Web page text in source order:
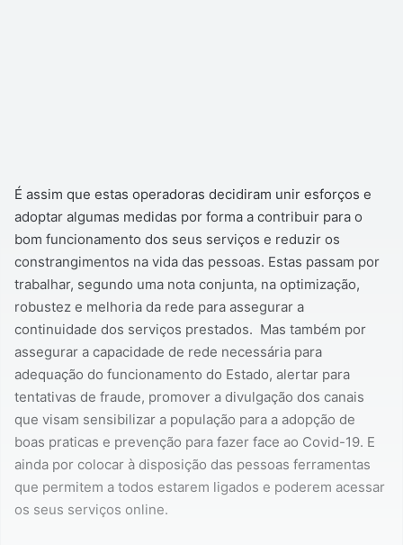
É assim que estas operadoras decidiram unir esforços e
adoptar algumas medidas por forma a contribuir para o
bom funcionamento dos seus serviços e reduzir os
constrangimentos na vida das pessoas. Estas passam por
trabalhar, segundo uma nota conjunta, na optimização,
robustez e melhoria da rede para assegurar a
continuidade dos serviços prestados. Mas também por
assegurar a capacidade de rede necessária para
adequação do funcionamento do Estado, alertar para
tentativas de fraude, promover a divulgação dos canais
que visam sensibilizar a população para a adopção de
boas praticas e prevenção para fazer face ao Covid-19. E
ainda por colocar à disposição das pessoas ferramentas
que permitem a todos estarem ligados e poderem acessar
os seus serviços online.